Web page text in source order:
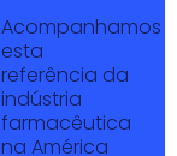
Acompanhamos
esta
referência da
indústria
farmacêutica
na América